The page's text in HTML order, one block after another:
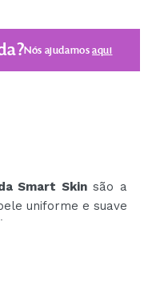
Nós ajudamosaqui
Smart Skinsão a
uniforme e suave
mesmo nos dias